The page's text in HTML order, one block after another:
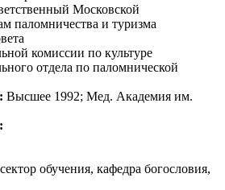
Московской
паломничества и туризма
комиссии по культуре
отдела по паломнической
Высшее 1992; Мед. Академия им.
обучения, кафедра богословия,